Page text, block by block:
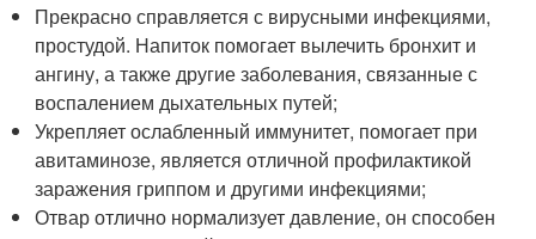
Прекрасно справляется с вирусными инфекциями,
простудой. Напиток помогает вылечить бронхит и
ангину, а также другие заболевания, связанные с
воспалением дыхательных путей;
Укрепляет ослабленный иммунитет, помогает при
авитаминозе, является отличной профилактикой
заражения гриппом и другими инфекциями;
Отвар отлично нормализует давление, он способен